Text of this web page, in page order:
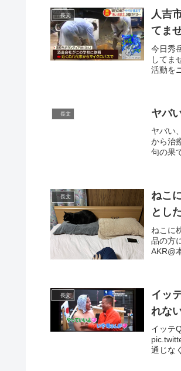
長文
人吉
てま
今日秀
してま
活動を
長文 ヤバ
ヤバい
から治
句の果
長文
ねこ
とし
ねこに
品の方
AKR@
長文
イッ
れな
イッテ
通じな